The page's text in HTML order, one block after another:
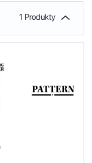
1 Produkty